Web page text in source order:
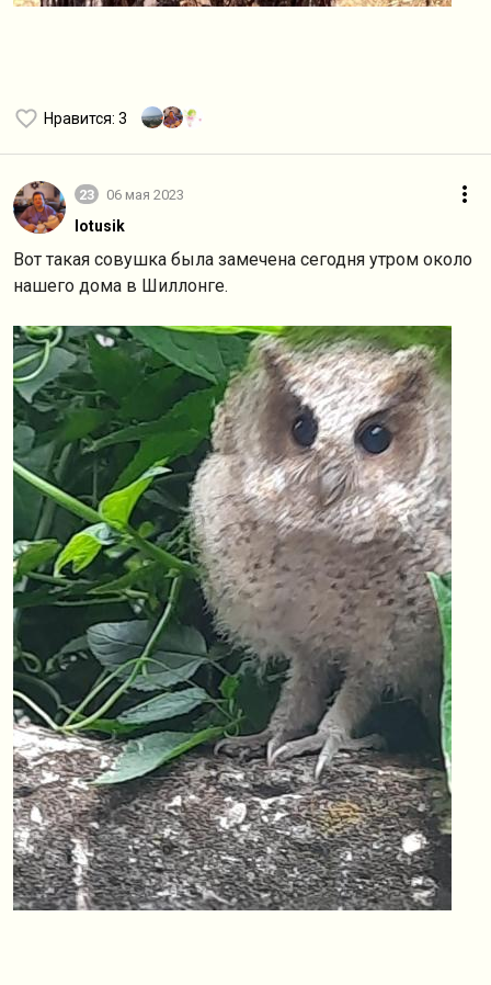
Нравится: 3
23 06 мая 2023
lotusik
Вот такая совушка была замечена сегодня утром около
нашего дома в Шиллонге.